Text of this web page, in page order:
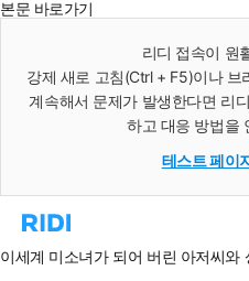
본문 바로가기
리디 접속이 원
강제 새로 고침(Ctrl + F5)이나
계속해서 문제가 발생한다면 리
하고 대응 방법을
테스트 페이
리
홈
이세계 미소녀가 되어 버린 아저씨와